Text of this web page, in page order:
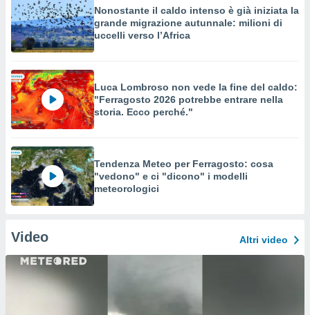
Nonostante il caldo intenso è già iniziata la
grande migrazione autunnale: milioni di
uccelli verso l’Africa
Luca Lombroso non vede la fine del caldo:
"Ferragosto 2026 potrebbe entrare nella
storia. Ecco perché."
Tendenza Meteo per Ferragosto: cosa
"vedono" e ci "dicono" i modelli
meteorologici
Video Altri video